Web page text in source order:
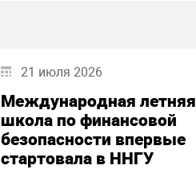
21 июля 2026
Международная летняя
школа по финансовой
безопасности впервые
стартовала в ННГУ